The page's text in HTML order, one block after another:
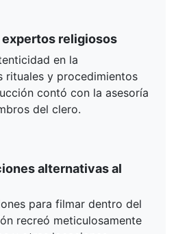
religiosos
en la
rituales y procedimientos
contó con la asesoría
del clero.
alternativas al
para filmar dentro del
recreó meticulosamente